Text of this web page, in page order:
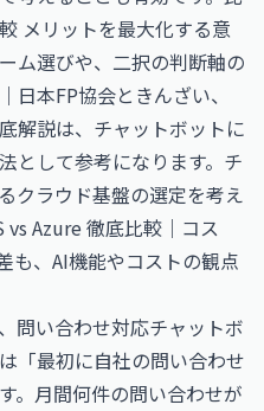
メリットを最大化する意
ム選びや、二択の判断軸の
日本FP協会ときんざい、
解説は、チャットボットに
として参考になります。チ
クラウド基盤の選定を考え
vs Azure 徹底比較｜コス
も、AI機能やコストの観点
問い合わせ対応チャットボ
「最初に自社の問い合わせ
。月間何件の問い合わせが